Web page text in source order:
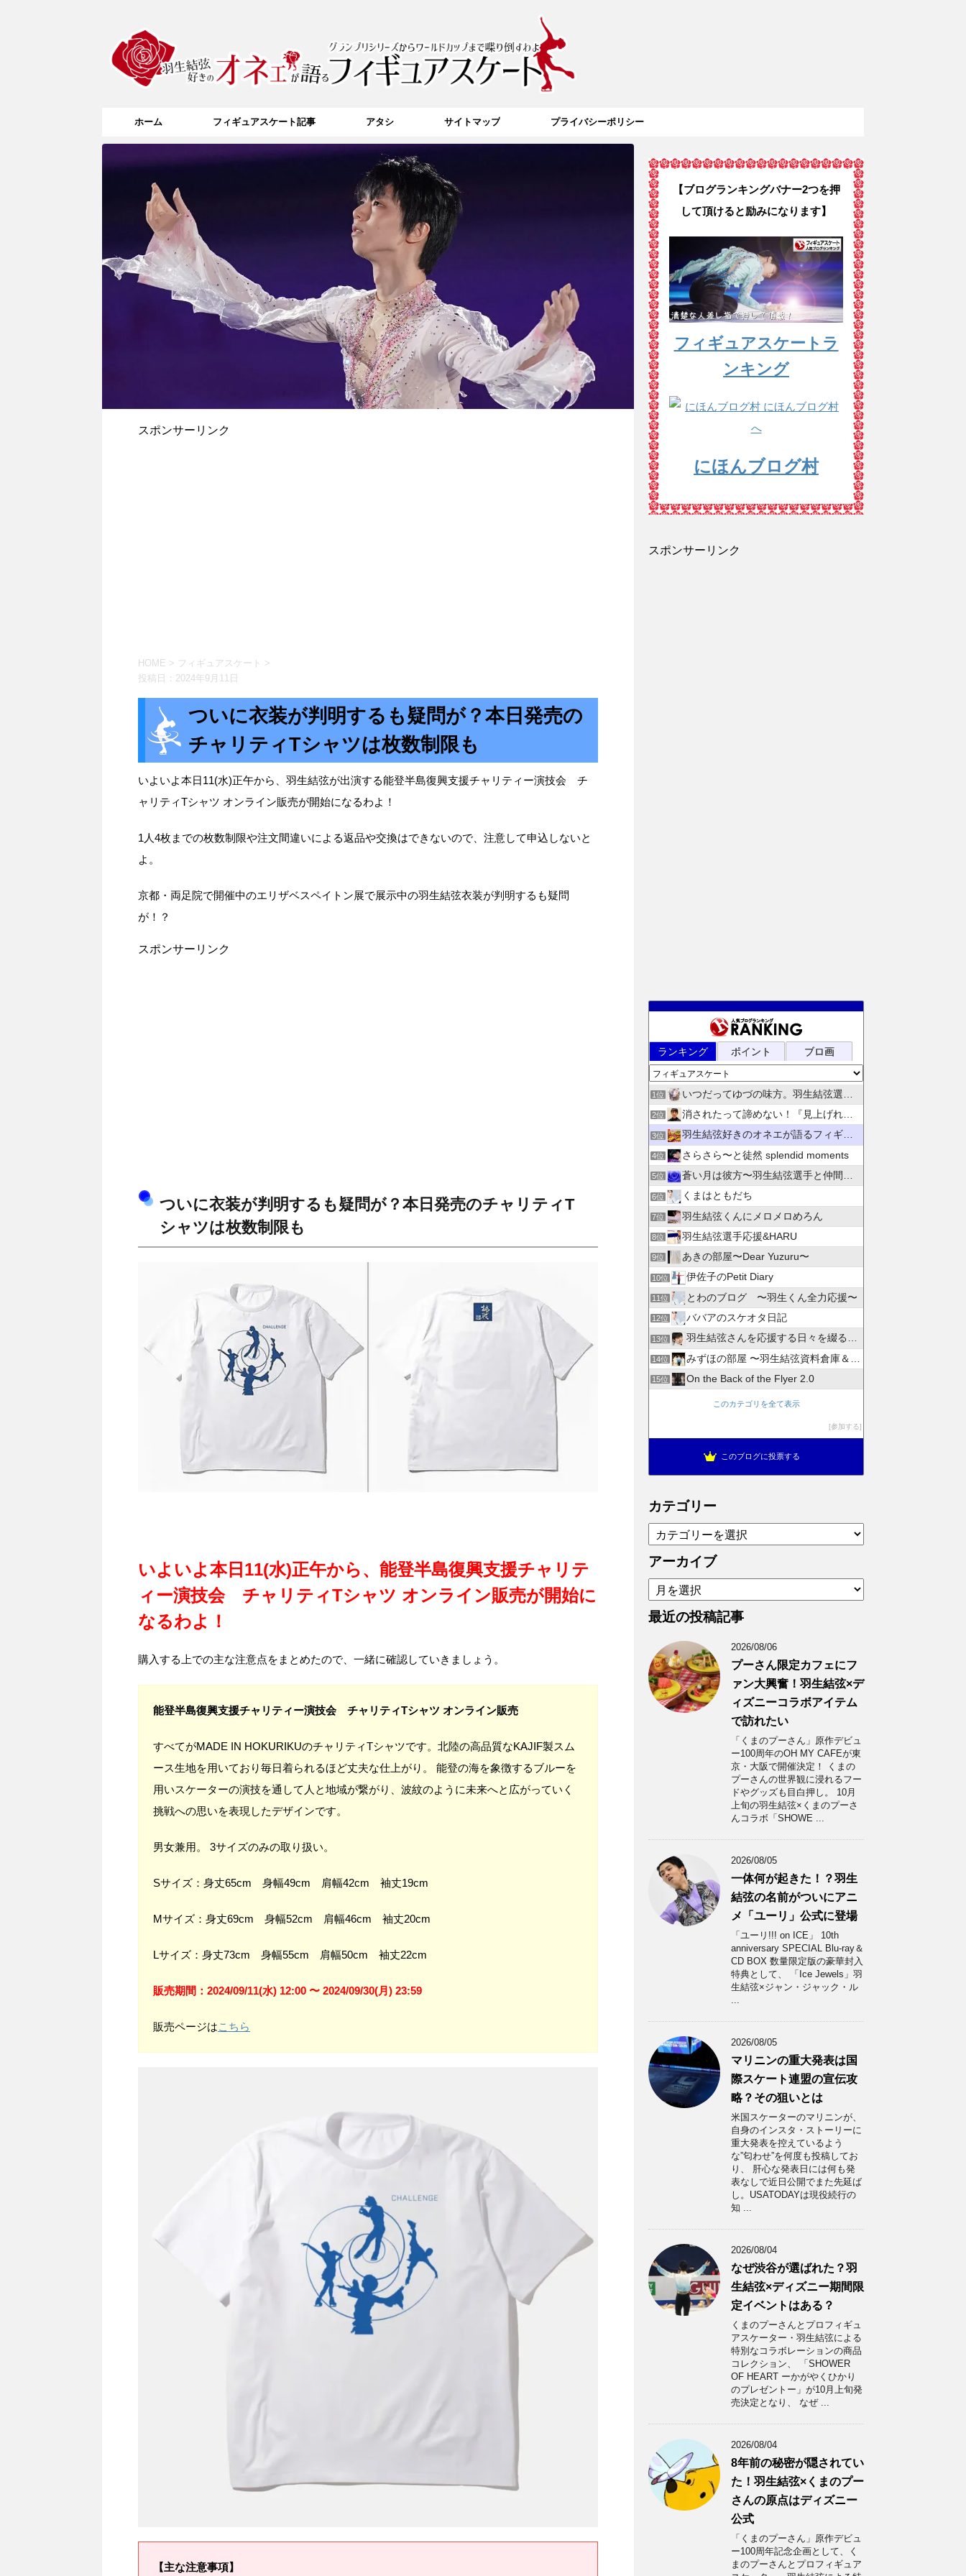
ホーム フィギュアスケート記事 アタシ サイトマップ プライバシーポリシー
スポンサーリンク
HOME > フィギュアスケート
>
投稿日： 2024年9月11日
ついに衣装が判明するも疑問が？本日発売の
チャリティTシャツは枚数制限も
いよいよ本日11(水)正午から、羽生結弦が出演する能登半島復興支援チャリティー演技会 チ
ャリティTシャツ オンライン販売が開始になるわよ！
1人4枚までの枚数制限や注文間違いによる返品や交換はできないので、注意して申込しないと
よ。
京都・両足院で開催中のエリザベスペイトン展で展示中の羽生結弦衣装が判明するも疑問
が！？
スポンサーリンク
ついに衣装が判明するも疑問が？本日発売のチャリティT
シャツは枚数制限も
いよいよ本日11(水)正午から、 能登半島復興支援チャリテ
ィー演技会 チャリティTシャツ オンライン販売が開始に
なるわよ！
購入する上での主な注意点をまとめたので、一緒に確認していきましょう。
能登半島復興支援チャリティー演技会 チャリティTシャツ オンライン販売
すべてがMADE IN HOKURIKUのチャリティTシャツです。北陸の高品質なKAJIF製スム
ース生地を用いており毎日着られるほど丈夫な仕上がり。 能登の海を象徴するブルーを
用いスケーターの演技を通して人と地域が繋がり、波紋のように未来へと広がっていく
挑戦への思いを表現したデザインです。
男女兼用。 3サイズのみの取り扱い。
Sサイズ：身丈65cm 身幅49cm 肩幅42cm 袖丈19cm
Mサイズ：身丈69cm 身幅52cm 肩幅46cm 袖丈20cm
Lサイズ：身丈73cm 身幅55cm 肩幅50cm 袖丈22cm
販売期間：2024/09/11(水) 12:00 〜 2024/09/30(月) 23:59
販売ページはこちら
【主な注意事項】
【ブログランキングバナー2つを押
して頂けると励みになります】
フィギュアスケートラ
ンキング
にほんブログ村
スポンサーリンク
ランキング ポイント ブロ画
1位 いつだってゆづの味方。羽生結弦選手応援団 紫色のブログ
2位 消されたって諦めない！『見上げれば、青空 』別館
3位 羽生結弦好きのオネエが語るフィギュアスケート
4位 さらさら〜と徒然 splendid moments
5位 蒼い月は彼方〜羽生結弦選手と仲間たちの日々を花束にして〜
6位 くまはともだち
7位 羽生結弦くんにメロメロめろん
8位 羽生結弦選手応援&HARU
9位 あきの部屋〜Dear Yuzuru〜
10位 伊佐子のPetit Diary
11位 とわのブログ 〜羽生くん全力応援〜
12位 ババアのスケオタ日記
13位 羽生結弦さんを応援する日々を綴るブログ
14位 みずほの部屋 〜羽生結弦資料倉庫＆徒然日記〜
15位 On the Back of the Flyer 2.0
このカテゴリを全て表示
参加する
このブログに投票する
カテゴリー
テ
ゴ
ー
アーカイブ
ア
ー
カ
最近の投稿記事
2026/08/06
プーさん限定カフェにフ
ァン大興奮！羽生結弦×デ
ィズニーコラボアイテム
で訪れたい
「くまのプーさん」原作デビュ
ー100周年のOH MY CAFEが東
京・大阪で開催決定！ くまの
プーさんの世界観に浸れるフー
ドやグッズも目白押し。 10月
上旬の羽生結弦×くまのプーさ
んコラボ「SHOWE ...
2026/08/05
一体何が起きた！？羽生
結弦の名前がついにアニ
メ「ユーリ」公式に登場
「ユーリ!!! on ICE」 10th
anniversary SPECIAL Blu-ray＆
CD BOX 数量限定版の豪華封入
特典として、 「Ice Jewels」羽
生結弦×ジャン・ジャック・ル
...
2026/08/05
マリニンの重大発表は国
際スケート連盟の宣伝攻
略？その狙いとは
米国スケーターのマリニンが、
自身のインスタ・ストーリーに
重大発表を控えているよう
な”匂わせ”を何度も投稿してお
り、 肝心な発表日には何も発
表なしで近日公開でまた先延ば
し。USATODAYは現役続行の
知 ...
2026/08/04
なぜ渋谷が選ばれた？羽
生結弦×ディズニー期間限
定イベントはある？
くまのプーさんとプロフィギュ
アスケーター・羽生結弦による
特別なコラボレーションの商品
コレクション、 「SHOWER
OF HEART ーかがやくひかり
のプレゼントー」が10月上旬発
売決定となり、 なぜ ...
2026/08/04
8年前の秘密が隠されてい
た！羽生結弦×くまのプー
さんの原点はディズニー
公式
「くまのプーさん」原作デビュ
ー100周年記念企画として、く
まのプーさんとプロフィギュア